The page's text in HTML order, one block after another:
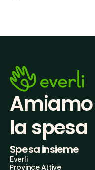
la spesa
Spesa insieme
Everli
Province Attive